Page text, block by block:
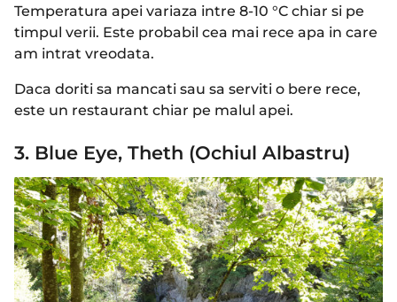
Temperatura apei variaza intre 8-10 °C chiar si pe
timpul verii. Este probabil cea mai rece apa in care
am intrat vreodata.
Daca doriti sa mancati sau sa serviti o bere rece,
este un restaurant chiar pe malul apei.
3. Blue Eye, Theth (Ochiul Albastru)